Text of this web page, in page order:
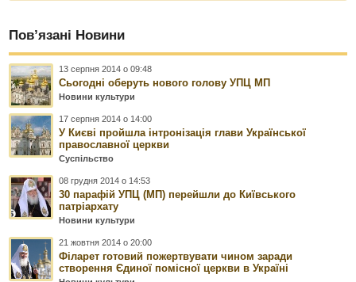
Пов’язані Новини
13 серпня 2014 о 09:48
Сьогодні оберуть нового голову УПЦ МП
Новини культури
17 серпня 2014 о 14:00
У Києві пройшла інтронізація глави Української
православної церкви
Суспільство
08 грудня 2014 о 14:53
30 парафій УПЦ (МП) перейшли до Київського
патріархату
Новини культури
21 жовтня 2014 о 20:00
Філарет готовий пожертвувати чином заради
створення Єдиної помісної церкви в Україні